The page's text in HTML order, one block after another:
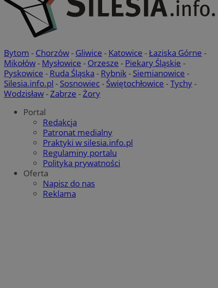
Bytom - Chorzów- Gliwice - Katowice -Łaziska Górne -
Mikołów- Mysłowice - Orzesze - Piekary Śląskie -
Pyskowice - Ruda Śląska - Rybnik- Siemianowice -
Silesia.info.pl - Sosnowiec- Świętochłowice -Tychy-
Wodzisław-Zabrze -Żory
Portal
Redakcja
Patronat medialny
Praktyki w silesia.info.pl
Regulaminy portalu
Polityka prywatności
Oferta
Napisz do nas
Reklama